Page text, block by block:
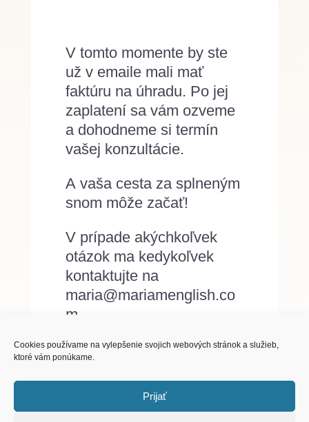
Cookies používame na vylepšenie svojich webových stránok a služieb,
ktoré vám ponúkame.
Prijať
V tomto momente by ste
už v emaile mali mať
faktúru na úhradu. Po jej
zaplatení sa vám ozveme
a dohodneme si termín
vašej konzultácie.
A vaša cesta za splneným
snom môže začať!
V prípade akýchkoľvek
otázok ma kedykoľvek
kontaktujte na
maria@mariamenglish.co
m.
Prajem vám krásny deň.
Majka